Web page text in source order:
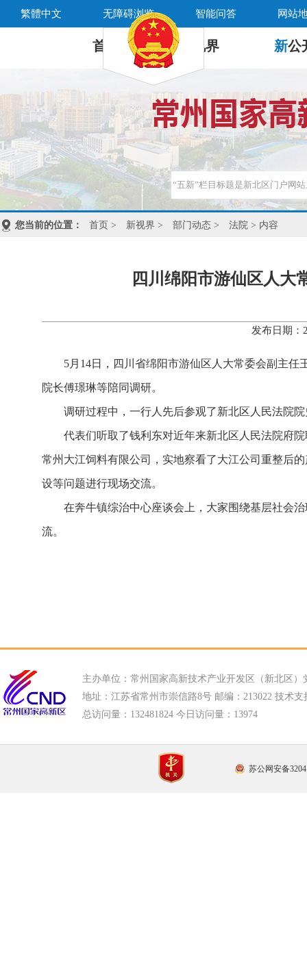
繁體中文 无障碍浏览 智能问答 网站
首 页 新 视界 新公
您当前的位置： 首页 > 新视界 > 部门动态 > 法院 > 内容
四川绵阳市游仙区人大
发布日期：
5月14日，四川省绵阳市游仙区人大常委会副主
院长傅璟琳等陪同调研。
调研过程中，一行人先后参观了新北区人民法院
代表们听取了钱利东对近年来新北区人民法院府
常州大江饲料有限公司，实地察看了大江公司重整后
设等问题进行现场交流。
在奔牛镇综治中心座谈会上，大家围绕基层社会
流。
主办单位：常州国家高新技术产业开发区（新北区）
地址：江苏省常州市崇信路8号 邮编：213022 技术支
总访问量： 132481824 今日访问量： 13974
苏公网安备